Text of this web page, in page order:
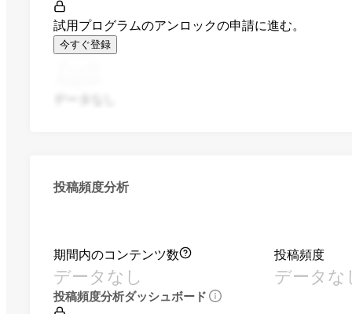
試用プログラムのアンロックの申請に進む。
今すぐ登録
投稿頻度分析
期間内のコンテンツ数
データなし
投稿頻度
データな
投稿頻度分析ダッシュボード